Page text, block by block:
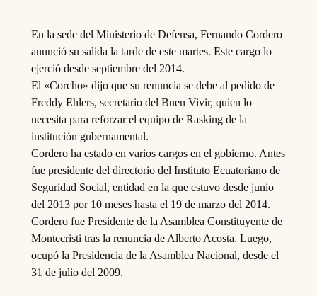
En la sede del Ministerio de Defensa, Fernando Cordero
anunció su salida la tarde de este martes. Este cargo lo
ejerció desde septiembre del 2014.
El «Corcho» dijo que su renuncia se debe al pedido de
Freddy Ehlers, secretario del Buen Vivir, quien lo
necesita para reforzar el equipo de Rasking de la
institución gubernamental.
Cordero ha estado en varios cargos en el gobierno. Antes
fue presidente del directorio del Instituto Ecuatoriano de
Seguridad Social, entidad en la que estuvo desde junio
del 2013 por 10 meses hasta el 19 de marzo del 2014.
Cordero fue Presidente de la Asamblea Constituyente de
Montecristi tras la renuncia de Alberto Acosta. Luego,
ocupó la Presidencia de la Asamblea Nacional, desde el
31 de julio del 2009.